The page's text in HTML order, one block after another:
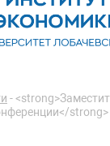
-
strong>